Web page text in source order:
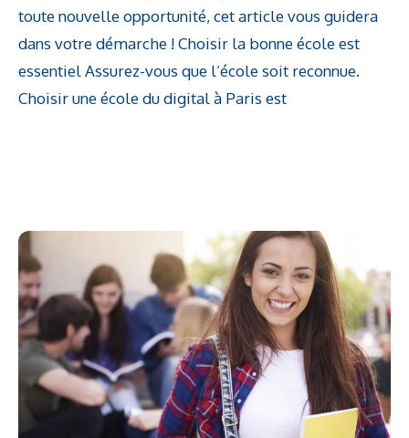
toute nouvelle opportunité, cet article vous guidera
dans votre démarche ! Choisir la bonne école est
essentiel Assurez-vous que l’école soit reconnue.
Choisir une école du digital à Paris est